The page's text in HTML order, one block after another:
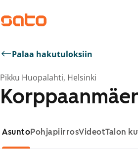
Palaa hakutuloksiin
Pikku Huopalahti, Helsinki
AsuntoPohjapiirrosVideotTalon